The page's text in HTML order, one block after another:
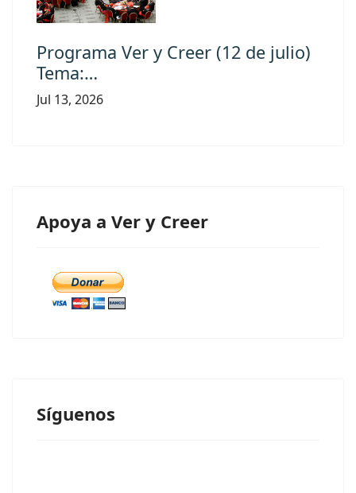
Programa Ver y Creer (12 de julio)
Tema:…
Jul 13, 2026
Apoya a Ver y Creer
Síguenos